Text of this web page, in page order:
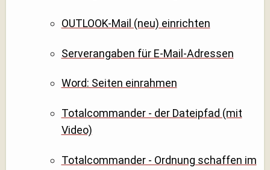
OUTLOOK-Mail (neu) einrichten
Serverangaben für E-Mail-Adressen
Word: Seiten einrahmen
Totalcommander - der Dateipfad (mit
Video)
Totalcommander - Ordnung schaffen im